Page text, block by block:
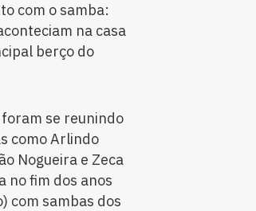
com o samba:
na casa
berço do
se reunindo
como Arlindo
Nogueira e Zeca
no fim dos anos
com sambas dos